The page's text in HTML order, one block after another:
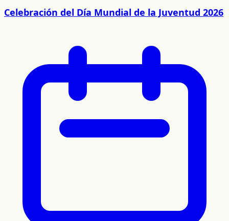
Celebración del Día Mundial de la Juventud 2026